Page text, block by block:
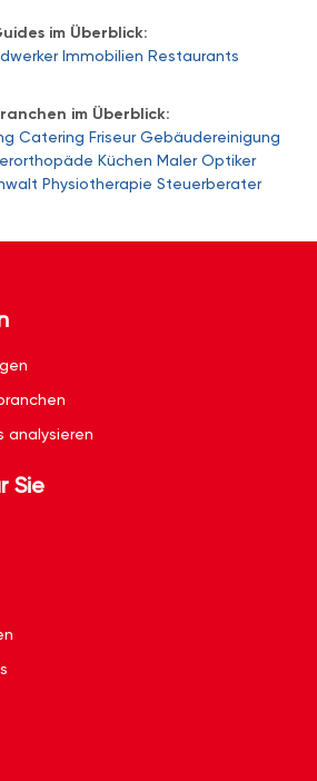
im Überblick:
Immobilien Restaurants
im Überblick:
Catering Friseur Gebäudereinigung
Küchen Maler Optiker
Physiotherapie Steuerberater
analysieren
Sie